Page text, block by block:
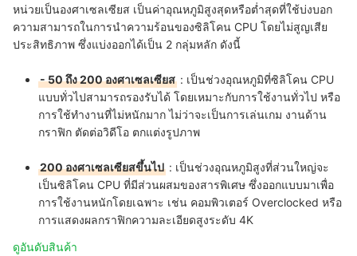
หน่วยเป็นองศาเซลเซียส เป็นค่าอุณหภูมิสูงสุดหรือต่ำสุดที่ใช้บ่งบอก
ความสามารถในการนำความร้อนของซิลิโคน CPU โดยไม่สูญเสีย
ประสิทธิภาพ ซึ่งแบ่งออกได้เป็น 2 กลุ่มหลัก ดังนี้
- 50 ถึง 200 องศาเซลเซียส : เป็นช่วงอุณหภูมิที่ซิลิโคน CPU
แบบทั่วไปสามารถรองรับได้ โดยเหมาะกับการใช้งานทั่วไป หรือ
การใช้ทำงานที่ไม่หนักมาก ไม่ว่าจะเป็นการเล่นเกม งานด้าน
กราฟิก ตัดต่อวิดีโอ ตกแต่งรูปภาพ
200 องศาเซลเซียสขึ้นไป : เป็นช่วงอุณหภูมิสูงที่ส่วนใหญ่จะ
เป็นซิลิโคน CPU ที่มีส่วนผสมของสารพิเศษ ซึ่งออกแบบมาเพื่อ
การใช้งานหนักโดยเฉพาะ เช่น คอมพิวเตอร์ Overclocked หรือ
การแสดงผลกราฟิกความละเอียดสูงระดับ 4K
ดูอันดับสินค้า